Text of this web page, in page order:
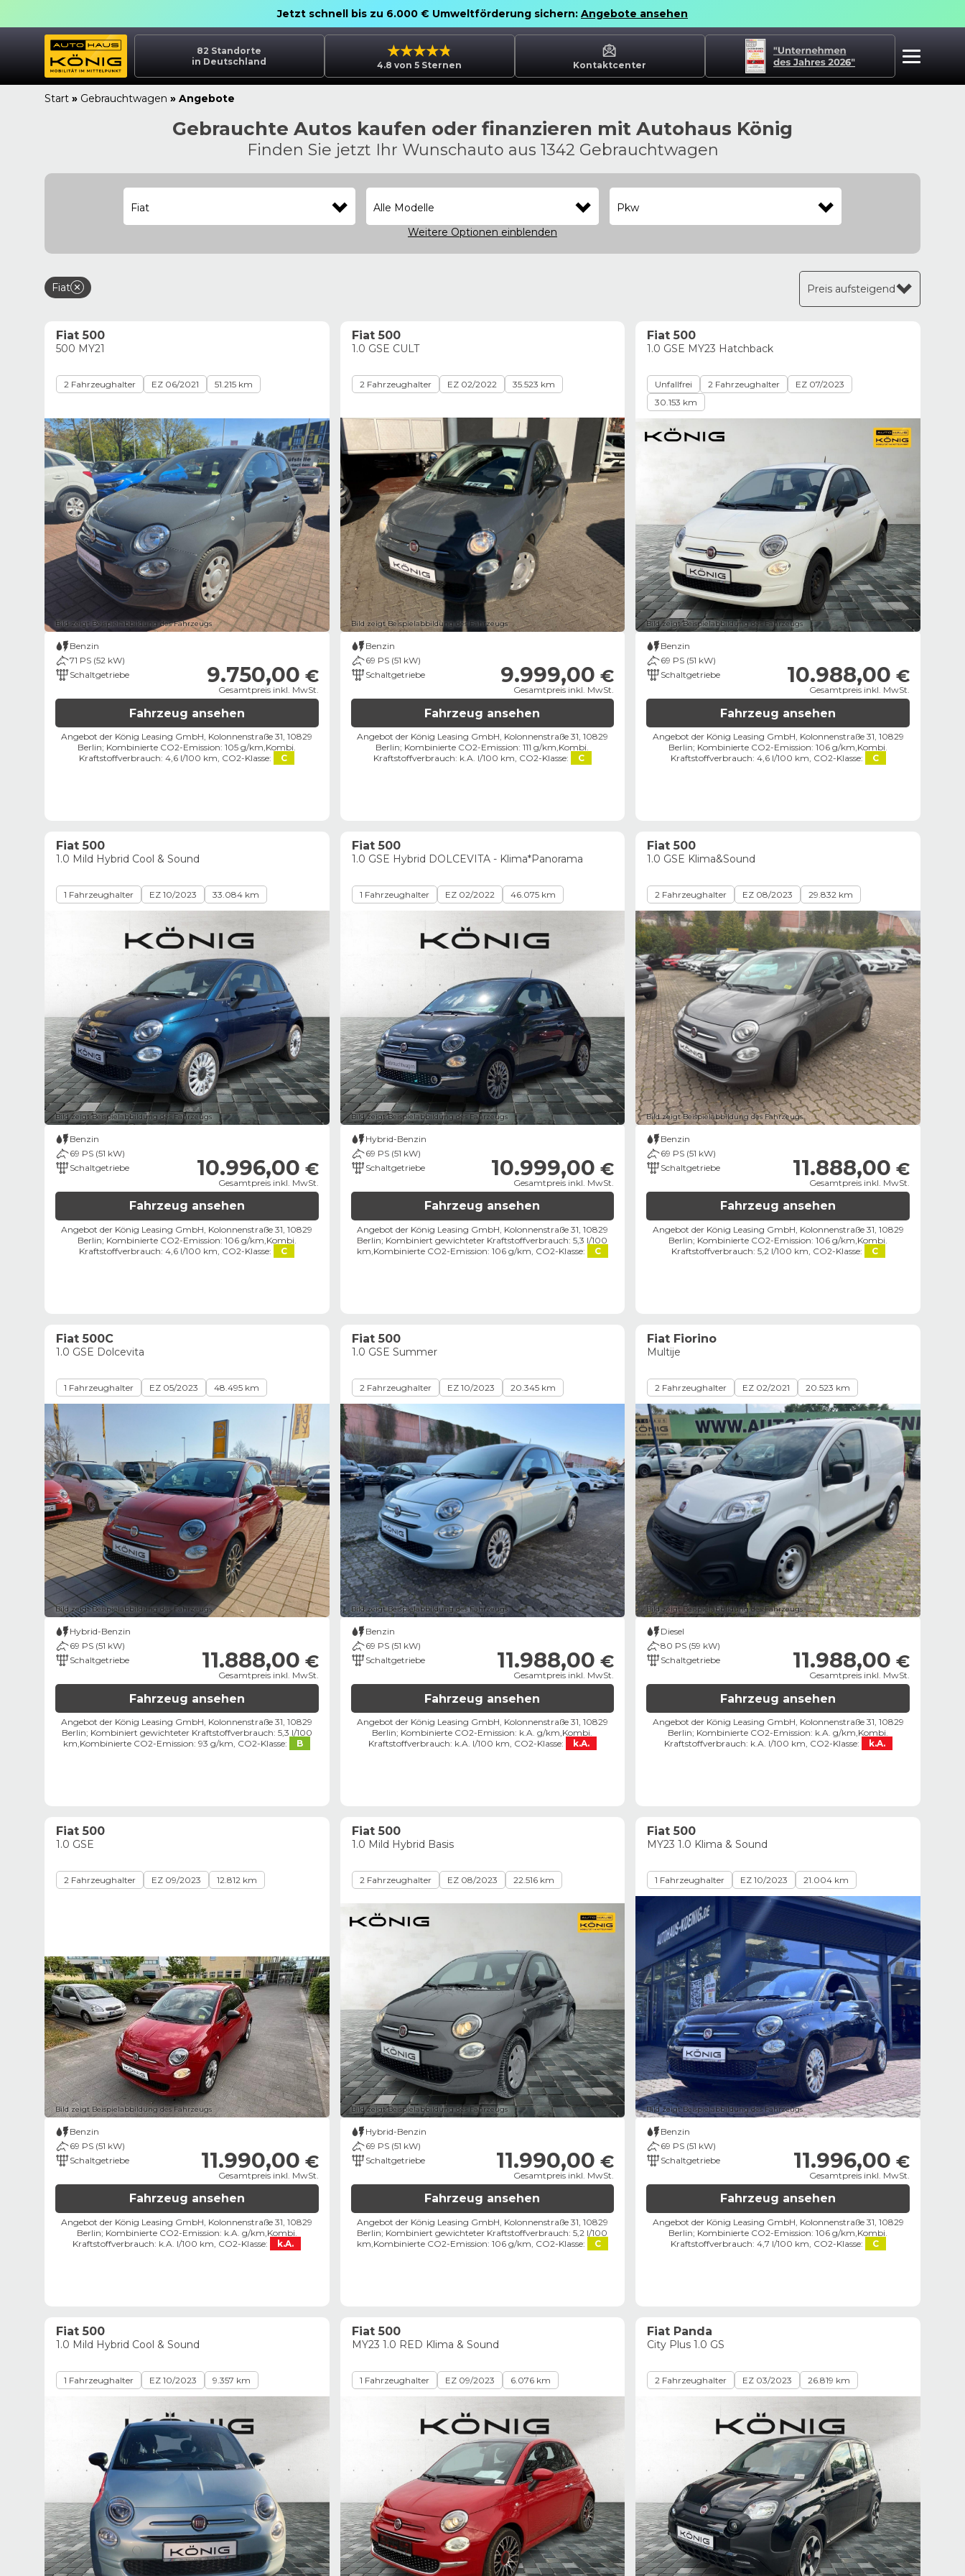
Jetzt schnell bis zu 6.000 € Umweltförderung sichern: Angebote ansehen
82 Standorte
in Deutschland
4.8 von 5 Sternen Kontaktcenter
Start » Gebrauchtwagen » Angebote
Gebrauchte Autos kaufen oder finanzieren mit Autohaus König
Finden Sie jetzt Ihr Wunschauto aus 1342 Gebrauchtwagen
Fiat Alle Modelle
Pkw
Weitere Optionen einblenden
Fiat Preis aufsteigend
Fiat 500
500 MY21
2 Fahrzeughalter EZ 06/2021 51.215 km
Bild zeigt Beispielabbildung des Fahrzeugs
Benzin
71 PS (52 kW)
Schaltgetriebe
9.750,00 €
Gesamtpreis inkl. MwSt.
Fahrzeug ansehen
Angebot der König Leasing GmbH, Kolonnenstraße 31, 10829
Berlin; Kombinierte CO2-Emission: 105 g/km,Kombi.
Kraftstoffverbrauch: 4,6 l/100 km, CO2-Klasse: C
Fiat 500
1.0 GSE CULT
2 Fahrzeughalter EZ 02/2022 35.523 km
Bild zeigt Beispielabbildung des Fahrzeugs
Benzin
69 PS (51 kW)
Schaltgetriebe
9.999,00 €
Gesamtpreis inkl. MwSt.
Fahrzeug ansehen
Angebot der König Leasing GmbH, Kolonnenstraße 31, 10829
Berlin; Kombinierte CO2-Emission: 111 g/km,Kombi.
Kraftstoffverbrauch: k.A. l/100 km, CO2-Klasse: C
Fiat 500
1.0 GSE MY23 Hatchback
Unfallfrei 2 Fahrzeughalter
EZ 07/2023
30.153 km
Bild zeigt Beispielabbildung des Fahrzeugs
Benzin
69 PS (51 kW)
Schaltgetriebe
10.988,00 €
Gesamtpreis inkl. MwSt.
Fahrzeug ansehen
Angebot der König Leasing GmbH, Kolonnenstraße 31, 10829
Berlin; Kombinierte CO2-Emission: 106 g/km,Kombi.
Kraftstoffverbrauch: 4,6 l/100 km, CO2-Klasse: C
Fiat 500
1.0 Mild Hybrid Cool & Sound
1 Fahrzeughalter EZ 10/2023 33.084 km
Bild zeigt Beispielabbildung des Fahrzeugs
Benzin
69 PS (51 kW)
Schaltgetriebe
10.996,00 €
Gesamtpreis inkl. MwSt.
Fahrzeug ansehen
Angebot der König Leasing GmbH, Kolonnenstraße 31, 10829
Berlin; Kombinierte CO2-Emission: 106 g/km, Kombi.
Kraftstoffverbrauch: 4,6 l/100 km, CO2-Klasse: C
Fiat 500
1.0 GSE Hybrid DOLCEVITA - Klima*Panorama
1 Fahrzeughalter EZ 02/2022 46.075 km
Bild zeigt Beispielabbildung des Fahrzeugs
Hybrid-Benzin
69 PS (51 kW)
Schaltgetriebe
10.999,00 €
Gesamtpreis inkl. MwSt.
Fahrzeug ansehen
Angebot der König Leasing GmbH, Kolonnenstraße 31, 10829
Berlin; Kombiniert gewichteter Kraftstoffverbrauch: 5,3 l/100
km, Kombinierte CO2-Emission: 106 g/km, CO2-Klasse: C
Fiat 500
1.0 GSE Klima&Sound
2 Fahrzeughalter EZ 08/2023 29.832 km
Bild zeigt Beispielabbildung des Fahrzeugs
Benzin
69 PS (51 kW)
Schaltgetriebe
11.888,00 €
Gesamtpreis inkl. MwSt.
Fahrzeug ansehen
Angebot der König Leasing GmbH, Kolonnenstraße 31, 10829
Berlin; Kombinierte CO2-Emission: 106 g/km, Kombi.
Kraftstoffverbrauch: 5,2 l/100 km, CO2-Klasse: C
Fiat 500C
1.0 GSE Dolcevita
1 Fahrzeughalter EZ 05/2023 48.495 km
Bild zeigt Beispielabbildung des Fahrzeugs
Hybrid-Benzin
69 PS (51 kW)
Schaltgetriebe
11.888,00 €
Gesamtpreis inkl. MwSt.
Fahrzeug ansehen
Angebot der König Leasing GmbH, Kolonnenstraße 31, 10829
Berlin; Kombiniert gewichteter Kraftstoffverbrauch: 5,3 l/100
km,Kombinierte CO2-Emission: 93 g/km, CO2-Klasse: B
Fiat 500
1.0 GSE Summer
2 Fahrzeughalter EZ 10/2023 20.345 km
Bild zeigt Beispielabbildung des Fahrzeugs
Benzin
69 PS (51 kW)
Schaltgetriebe
11.988,00 €
Gesamtpreis inkl. MwSt.
Fahrzeug ansehen
Angebot der König Leasing GmbH, Kolonnenstraße 31, 10829
Berlin; Kombinierte CO2-Emission: k.A. g/km,Kombi.
Kraftstoffverbrauch: k.A. l/100 km, CO2-Klasse: k.A.
Fiat Fiorino
Multije
2 Fahrzeughalter EZ 02/2021 20.523 km
Bild zeigt Beispielabbildung des Fahrzeugs
Diesel
80 PS (59 kW)
Schaltgetriebe
11.988,00 €
Gesamtpreis inkl. MwSt.
Fahrzeug ansehen
Angebot der König Leasing GmbH, Kolonnenstraße 31, 10829
Berlin; Kombinierte CO2-Emission: k.A. g/km,Kombi.
Kraftstoffverbrauch: k.A. l/100 km, CO2-Klasse: k.A.
Fiat 500
1.0 GSE
2 Fahrzeughalter EZ 09/2023 12.812 km
Bild zeigt Beispielabbildung des Fahrzeugs
Benzin
69 PS (51 kW)
Schaltgetriebe
11.990,00 €
Gesamtpreis inkl. MwSt.
Fahrzeug ansehen
Angebot der König Leasing GmbH, Kolonnenstraße 31, 10829
Berlin; Kombinierte CO2-Emission: k.A. g/km, Kombi.
Kraftstoffverbrauch: k.A. l/100 km, CO2-Klasse: k.A.
Fiat 500
1.0 Mild Hybrid Basis
2 Fahrzeughalter EZ 08/2023 22.516 km
Bild zeigt Beispielabbildung des Fahrzeugs
Hybrid-Benzin
69 PS (51 kW)
Schaltgetriebe
11.990,00 €
Gesamtpreis inkl. MwSt.
Fahrzeug ansehen
Angebot der König Leasing GmbH, Kolonnenstraße 31, 10829
Berlin; Kombiniert gewichteter Kraftstoffverbrauch: 5,2 l/100
km, Kombinierte CO2-Emission: 106 g/km, CO2-Klasse: C
Fiat 500
MY23 1.0 Klima & Sound
1 Fahrzeughalter EZ 10/2023 21.004 km
Bild zeigt Beispielabbildung des Fahrzeugs
Benzin
69 PS (51 kW)
Schaltgetriebe
11.996,00 €
Gesamtpreis inkl. MwSt.
Fahrzeug ansehen
Angebot der König Leasing GmbH, Kolonnenstraße 31, 10829
Berlin; Kombinierte CO2-Emission: 106 g/km, Kombi.
Kraftstoffverbrauch: 4,7 l/100 km, CO2-Klasse: C
Fiat 500
1.0 Mild Hybrid Cool & Sound
1 Fahrzeughalter EZ 10/2023 9.357 km
Fiat 500
MY23 1.0 RED Klima & Sound
1 Fahrzeughalter EZ 09/2023 6.076 km
Fiat Panda
City Plus 1.0 GS
2 Fahrzeughalter EZ 03/2023 26.819 km